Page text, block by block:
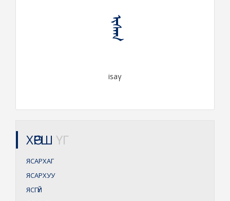
ᠢᠰᠠᠭ
isaγ
ХӨРШ ҮГ
ЯСАРХАГ
ЯСАРХУУ
ЯСГҮЙ